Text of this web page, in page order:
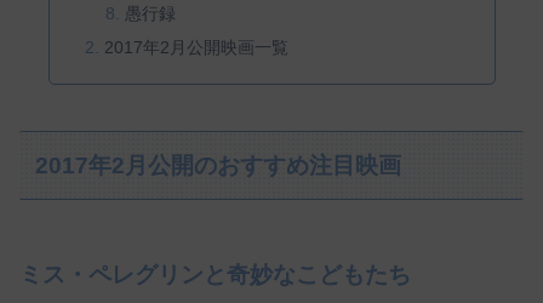
愚行録
2017年2月公開映画一覧
2017年2月公開のおすすめ注目映画
ミス・ペレグリンと奇妙なこどもたち